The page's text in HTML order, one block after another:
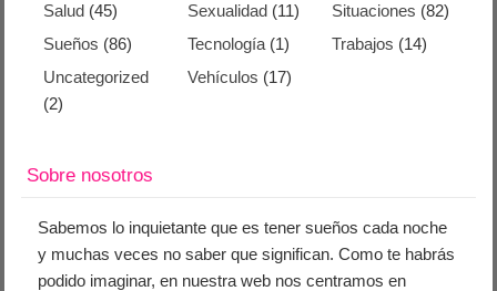
Salud (45) Sexualidad (11) Situaciones (82)
Sueños (86) Tecnología (1) Trabajos (14)
Uncategorized
(2)
Vehículos (17)
Sobre nosotros
Sabemos lo inquietante que es tener sueños cada noche
y muchas veces no saber que significan. Como te habrás
podido imaginar, en nuestra web nos centramos en